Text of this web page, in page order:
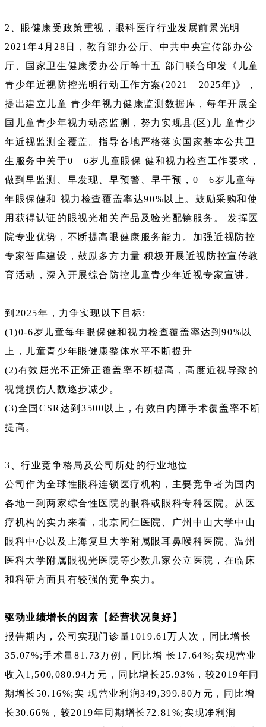
2、眼健康受政策重视，眼科医疗行业发展前景光明
2021年4月28日，教育部办公厅、中共中央宣传部办公
厅、国家卫生健康委办公厅等十五 部门联合印发《儿童
青少年近视防控光明行动工作方案(2021—2025年)》，
提出建立儿童 青少年视力健康监测数据库，每年开展全
国儿童青少年视力动态监测，努力实现县(区)儿 童青少
年近视监测全覆盖。指导各地严格落实国家基本公共卫
生服务中关于0—6岁儿童眼保 健和视力检查工作要求，
做到早监测、早发现、早预警、早干预，0—6岁儿童每
年眼保健和 视力检查覆盖率达90%以上。鼓励采购和使
用获得认证的眼视光相关产品及验光配镜服务。 发挥医
院专业优势，不断提高眼健康服务能力。加强近视防控
专家智库建设，鼓励多方力量 积极开展近视防控宣传教
育活动，深入开展综合防控儿童青少年近视专家宣讲。
到2025年，力争实现以下目标:
(1)0-6岁儿童每年眼保健和视力检查覆盖率达到90%以
上，儿童青少年眼健康整体水平不断提升
(2)有效屈光不正矫正覆盖率不断提高，高度近视导致的
视觉损伤人数逐步减少。
(3)全国CSR达到3500以上，有效白内障手术覆盖率不断
提高。
3、行业竞争格局及公司所处的行业地位
公司作为全球性眼科连锁医疗机构，主要竞争者为国内
各地一到两家综合性医院的眼科或眼科专科医院。从医
疗机构的实力来看，北京同仁医院、广州中山大学中山
眼科中心以及上海复旦大学附属眼耳鼻喉科医院、温州
医科大学附属眼视光医院等少数几家公立医院，在临床
和科研方面具有较强的竞争实力。
驱动业绩增长的因素【经营状况良好】
报告期内，公司实现门诊量1019.61万人次，同比增长
35.07%;手术量81.73万例，同比增 长17.64%;实现营业
收入1,500,080.94万元，同比增长25.93%，较2019年同
期增长50.16%;实 现营业利润349,399.80万元，同比增
长30.66%，较2019年同期增长72.81%;实现净利润